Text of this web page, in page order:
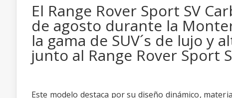
El Range Rover Sport SV
de agosto durante la
la gama de SUV´s de lujo y
junto al Range Rover Sport
Este modelo destaca por su diseño dinámico,